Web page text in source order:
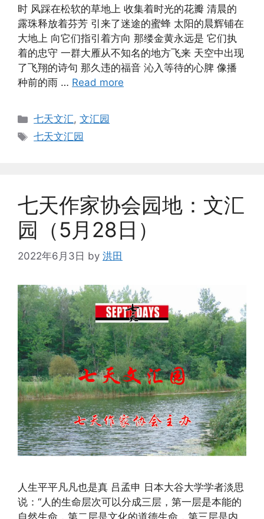
时 风踩在松软的草地上 收集着时光的花瓣 清晨的
露珠释放着芬芳 引来了迷途的蜜蜂 太阳的晨辉铺在
大地上 向它们指引着方向 那缕金黄永远是 它们执
着的忠守 一群大雁从不知名的地方飞来 天空中出现
了飞翔的诗句 那久违的福音 沁入等待的心脾 像播
种前的雨 … Read more
Categories
七天文汇,文汇园
Tags
七天文汇园
七天作家协会园地：文汇
园（5月28日）
2022年6月3日 by 洪田
人生平平凡凡也是真 吕孟申 日本大谷大学学者淡思
说：“人的生命层次可以分成三层，第一层是本能的